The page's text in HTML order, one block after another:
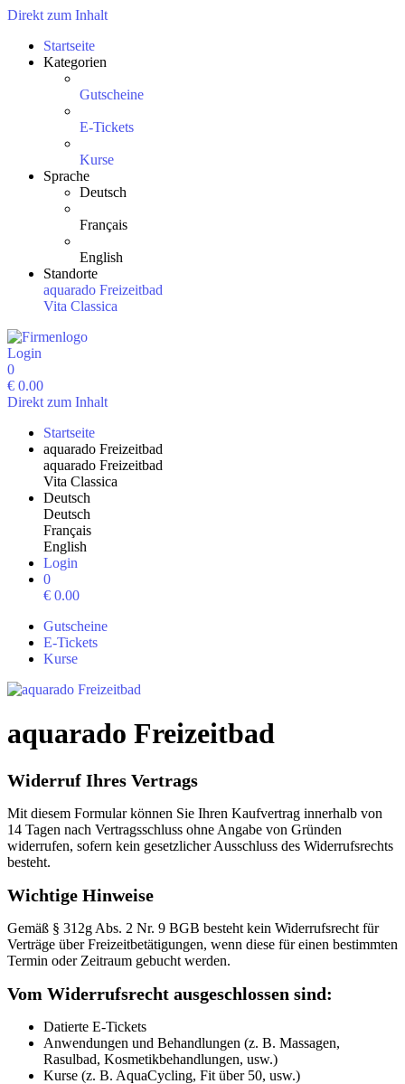
Direkt zum Inhalt
Startseite
Kategorien
Gutscheine
E-Tickets
Kurse
Sprache
Deutsch
Français
English
Standorte
aquarado Freizeitbad
Vita Classica
Login
0
€ 0.00
Direkt zum Inhalt
Startseite
aquarado Freizeitbad
aquarado Freizeitbad
Vita Classica
Deutsch
Deutsch
Français
English
Login
0
€ 0.00
Gutscheine
E-Tickets
Kurse
aquarado Freizeitbad
Widerruf Ihres Vertrags
Mit diesem Formular können Sie Ihren Kaufvertrag innerhalb von
14 Tagen nach Vertragsschluss ohne Angabe von Gründen
widerrufen, sofern kein gesetzlicher Ausschluss des Widerrufsrechts
besteht.
Wichtige Hinweise
Gemäß § 312g Abs. 2 Nr. 9 BGB besteht kein Widerrufsrecht für
Verträge über Freizeitbetätigungen, wenn diese für einen bestimmten
Termin oder Zeitraum gebucht werden.
Vom Widerrufsrecht ausgeschlossen sind:
Datierte E-Tickets
Anwendungen und Behandlungen (z. B. Massagen,
Rasulbad, Kosmetikbehandlungen, usw.)
Kurse (z. B. AquaCycling, Fit über 50, usw.)